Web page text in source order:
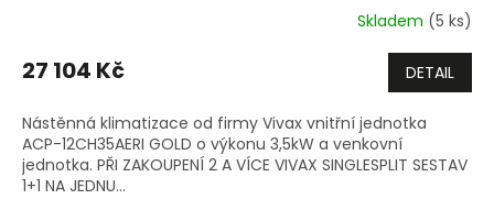
R
M
A
Skladem (5 ks)
27 104 Kč DETAIL
Nástěnná klimatizace od firmy Vivax vnitřní jednotka
ACP-12CH35AERI GOLD o výkonu 3,5kW a venkovní
jednotka. PŘI ZAKOUPENÍ 2 A VÍCE VIVAX SINGLESPLIT SESTAV
1+1 NA JEDNU...